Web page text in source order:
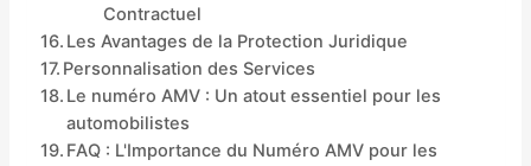
Contractuel
Les Avantages de la Protection Juridique
Personnalisation des Services
Le numéro AMV : Un atout essentiel pour les
automobilistes
FAQ : L'Importance du Numéro AMV pour les